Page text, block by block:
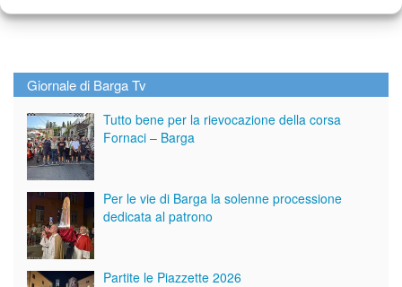
Giornale di Barga Tv
Tutto bene per la rievocazione della corsa
Fornaci – Barga
Per le vie di Barga la solenne processione
dedicata al patrono
Partite le Piazzette 2026